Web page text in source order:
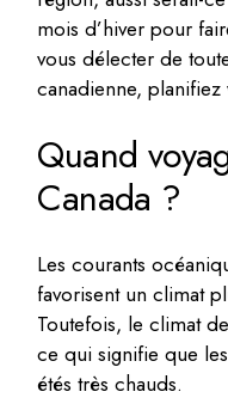
mois d’hiver pour
vous délecter de
canadienne, planifiez
Quand
Canada ?
Les courants
favorisent un climat
Toutefois, le climat
ce qui signifie que
étés très chauds.